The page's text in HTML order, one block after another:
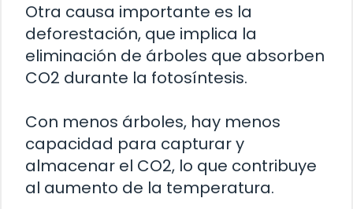
Otra causa importante es la
deforestación, que implica la
eliminación de árboles que absorben
CO2 durante la fotosíntesis.
Con menos árboles, hay menos
capacidad para capturar y
almacenar el CO2, lo que contribuye
al aumento de la temperatura.